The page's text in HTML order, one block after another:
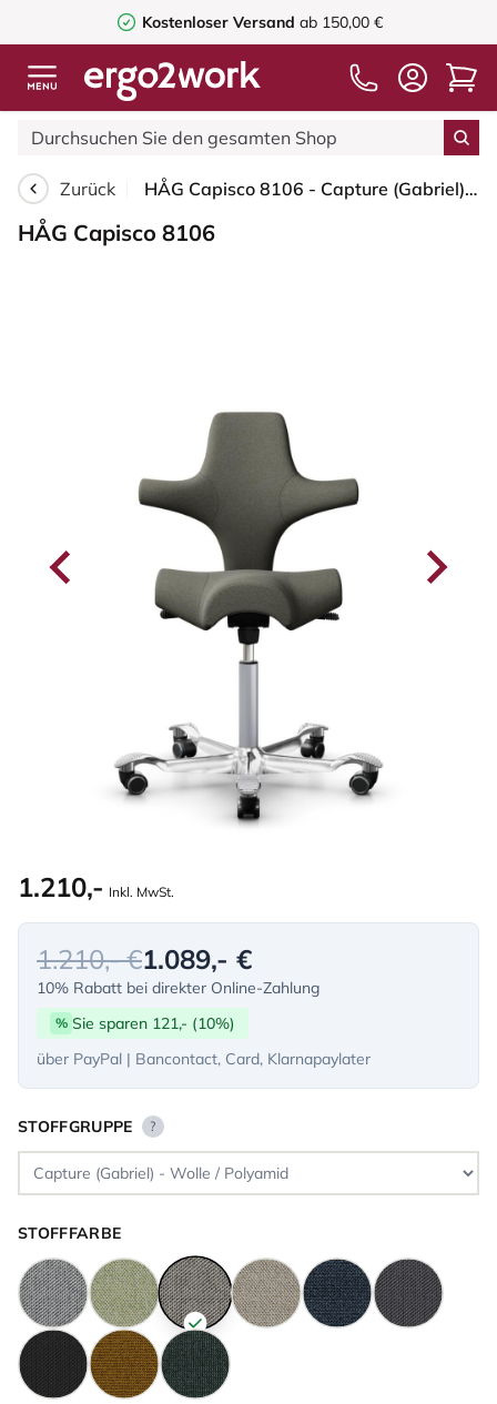
Kostenloser Versand ab 150,00 €
Zurück HÅG Capisco 8106 - Capture (Gabriel) - Wolle / Polyamid - CPT4401 - Warm grey - Silber - 200 mm (Sitzhöhe 46-64cm) - Harte Rollen für weiche Böden
HÅG Capisco 8106
1.210,- Inkl. MwSt.
1.210,- €1.089,- €
10% Rabatt bei direkter Online-Zahlung
% Sie sparen 121,- (10%)
über PayPal | Bancontact, Card, Klarnapaylater
STOFFGRUPPE ?
STOFFFARBE